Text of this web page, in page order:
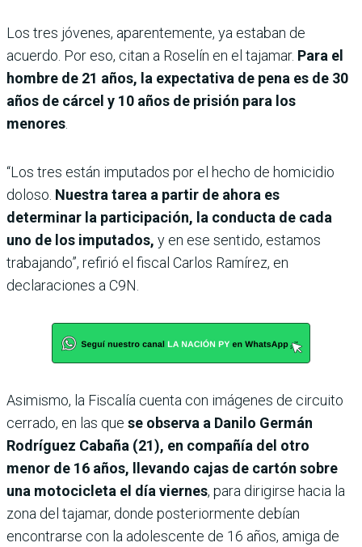
Los tres jóvenes, aparentemente, ya estaban de
acuerdo. Por eso, citan a Roselín en el tajamar. Para el
hombre de 21 años, la expectativa de pena es de 30
años de cárcel y 10 años de prisión para los
menores
“Los tres están imputados por el hecho de homicidio
doloso. Nuestra tarea a partir de ahora es
determinar la participación, la conducta de cada
uno de los imputados, y en ese sentido, estamos
trabajando”, refirió el fiscal Carlos Ramírez, en
declaraciones a C9N.
Asimismo, la Fiscalía cuenta con imágenes de circuito
cerrado, en las que se observa a Danilo Germán
Rodríguez Cabaña (21), en compañía del otro
menor de 16 años, llevando cajas de cartón sobre
una motocicleta el día viernes, para dirigirse hacia la
zona del tajamar, donde posteriormente debían
encontrarse con la adolescente de 16 años, amiga de